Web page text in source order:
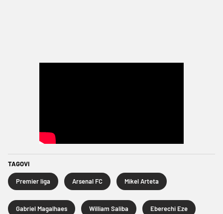
TAGOVI
Premier liga Arsenal FC Mikel Arteta
Gabriel Magalhaes William Saliba Eberechi Eze